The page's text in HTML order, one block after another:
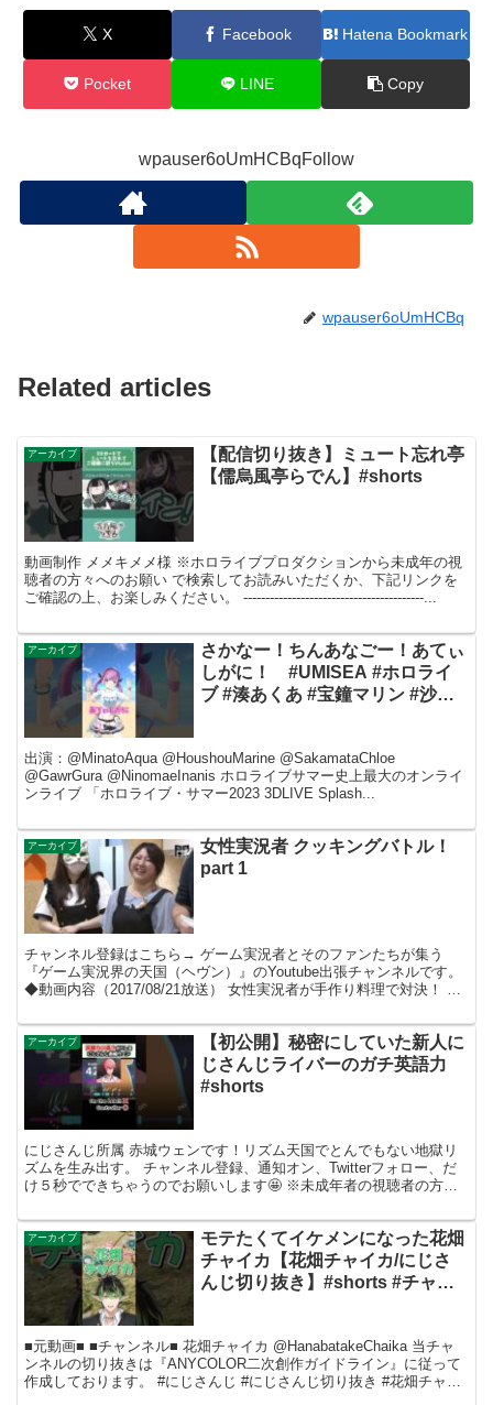
X Facebook Hatena Bookmark
Pocket LINE Copy
wpauser6oUmHCBqFollow
wpauser6oUmHCBq
Related articles
アーカイブ
【配信切り抜き】ミュート忘れ亭
【儒烏風亭らでん】#shorts
動画制作 メメキメメ様 ※ホロライブプロダクションから未成年の視
聴者の方々へのお願い で検索してお読みいただくか、下記リンクを
ご確認の上、お楽しみください。 -----------------------------------------...
アーカイブ
さかなー！ちんあなごー！あてぃ
しがに！ #UMISEA #ホロライ
ブ #湊あくあ #宝鐘マリン #沙花
出演：@MinatoAqua @HoushouMarine @SakamataChloe
@GawrGura @NinomaeInanis ホロライブサマー史上最大のオンライ
ンライブ 「ホロライブ・サマー2023 3DLIVE Splash...
アーカイブ
女性実況者 クッキングバトル！
part 1
チャンネル登録はこちら→ ゲーム実況者とそのファンたちが集う
『ゲーム実況界の天国（ヘヴン）』のYoutube出張チャンネルです。
◆動画内容（2017/08/21放送） 女性実況者が手作り料理で対決！ お
アーカイブ
【初公開】秘密にしていた新人に
じさんじライバーのガチ英語力
#shorts
にじさんじ所属 赤城ウェンです！リズム天国でとんでもない地獄リ
ズムを生み出す。 チャンネル登録、通知オン、Twitterフォロー、だ
け５秒でできちゃうのでお願いします🤩 ※未成年者の視聴者の方々
アーカイブ
モテたくてイケメンになった花畑
チャイカ【花畑チャイカ/にじさ
んじ切り抜き】#shorts #チャイ
■元動画■ ■チャンネル■ 花畑チャイカ @HanabatakeChaika 当チャ
ンネルの切り抜きは『ANYCOLOR二次創作ガイドライン』に従って
作成しております。 #にじさんじ #にじさんじ切り抜き #花畑チャイ